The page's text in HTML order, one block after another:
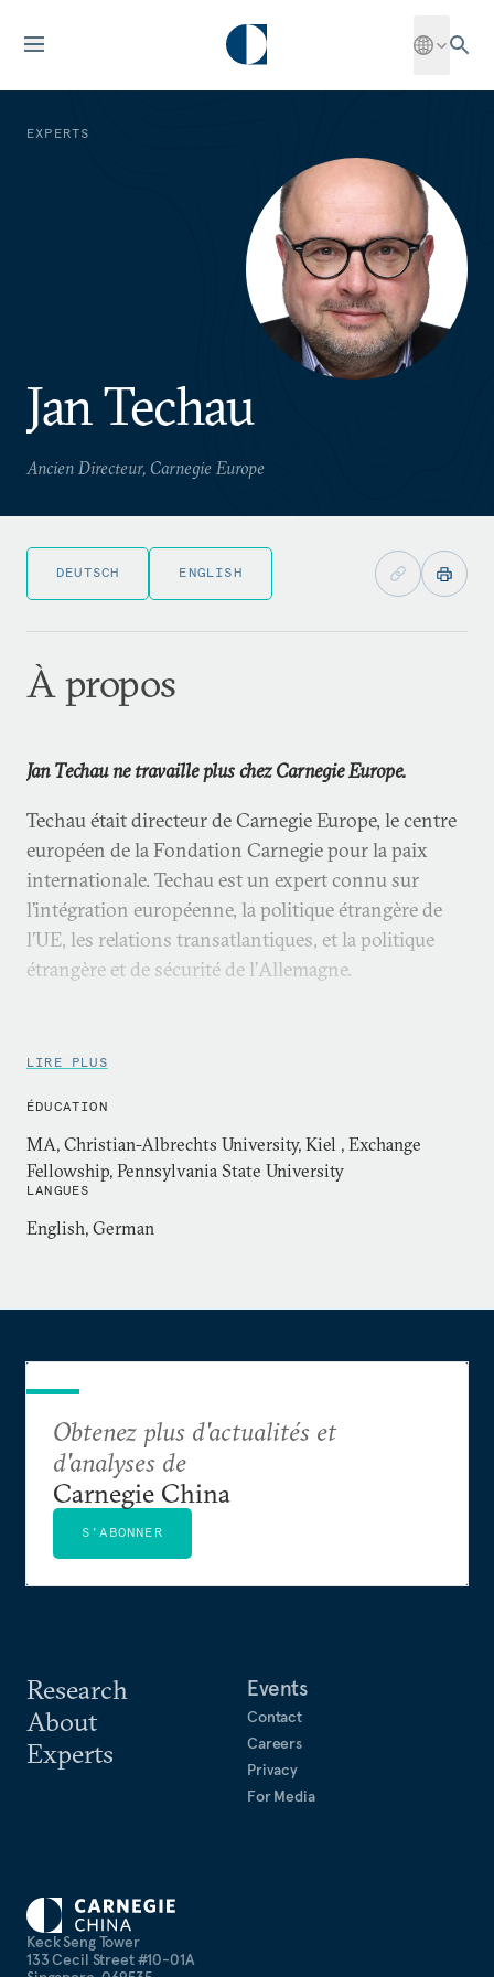
EXPERTS
Jan Techau
Ancien Directeur, Carnegie Europe
DEUTSCH ENGLISH
À propos
Jan Techau ne travaille plus chez Carnegie Europe.
Techau était directeur de Carnegie Europe, le centre
européen de la Fondation Carnegie pour la paix
internationale. Techau est un expert connu sur
l’intégration européenne, la politique étrangère de
l’UE, les relations transatlantiques, et la politique
étrangère et de sécurité de l’Allemagne.
LIRE PLUS
ÉDUCATION
MA, Christian-Albrechts University, Kiel , Exchange
Fellowship, Pennsylvania State University
LANGUES
English, German
Keck Seng Tower
133 Cecil Street #10-01A
Research
About
Experts
Events
Contact
Careers
Privacy
For Media
Obtenez plus d'actualités et
d'analyses de
Carnegie China
S'ABONNER